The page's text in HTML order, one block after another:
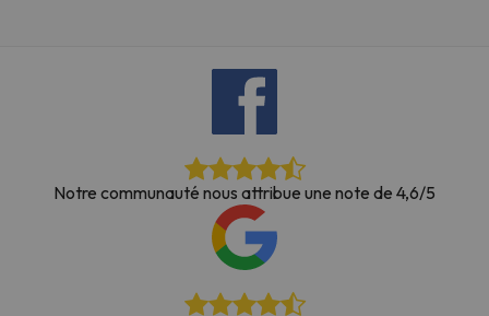
Notre communauté nous attribue une note de 4,6/5